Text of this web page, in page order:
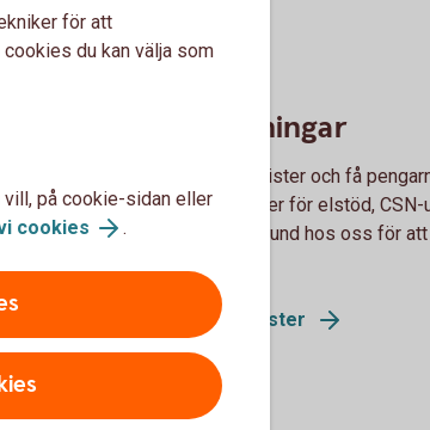
konto för utbetalningar
konto till Swedbanks kontoregister och få
oavsett vilken bank du har. Gäller för elstöd, CSN-
Du behöver inte vara eller bli kund hos oss för
till Swedbanks kontoregister
för att
du kan välja som
på cookie-sidan eller
cookies .